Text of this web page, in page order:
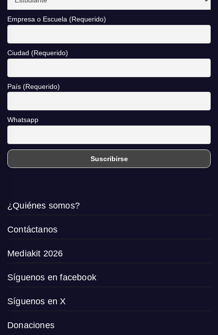
Empresa o Escuela (Requerido)
Ciudad (Requerido)
País (Requerido)
Whatsapp
¿Quiénes somos?
Contáctanos
Mediakit 2026
Síguenos en facebook
Síguenos en X
Donaciones